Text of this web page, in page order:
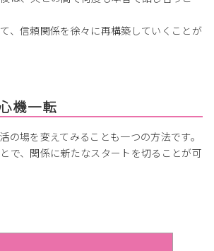
、信頼関係を徐々に再構築していくことが
機一転
の場を変えてみることも一つの方法です。
で、関係に新たなスタートを切ることが可